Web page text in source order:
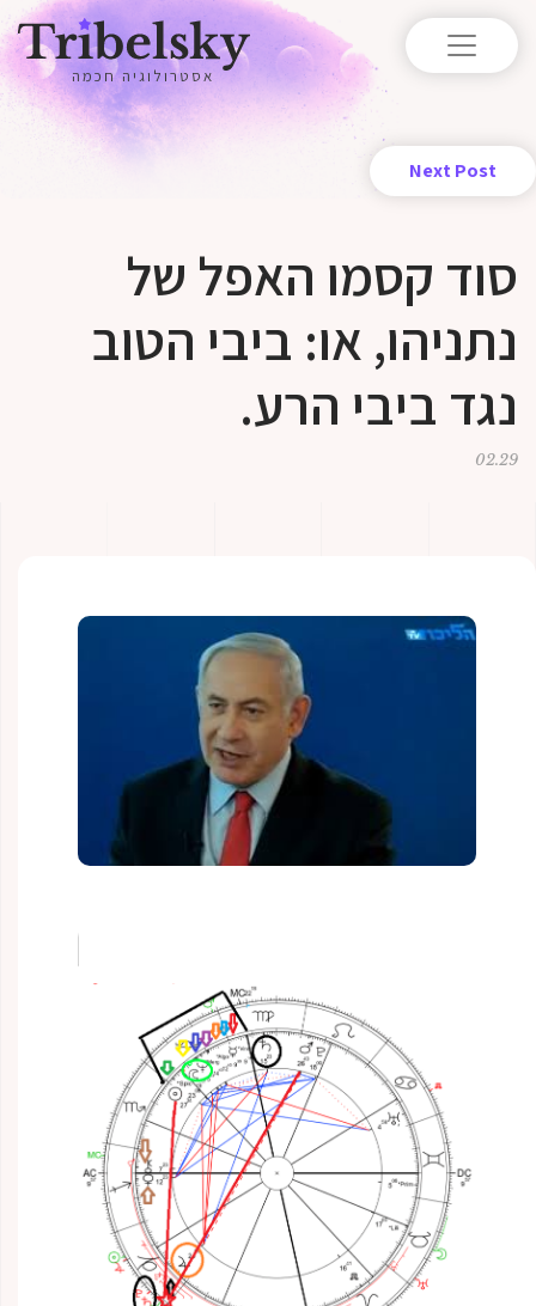
אסטרולוגיה חכמה
Next Post
סוד קסמו האפל של
נתניהו, או: ביבי הטוב
נגד ביבי הרע.
02.29